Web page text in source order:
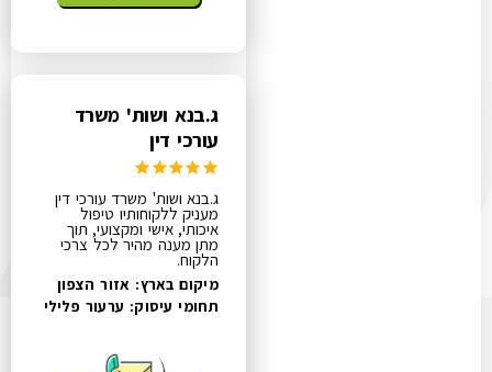
ג.בנא ושות' משרד
עורכי דין
ג.בנא ושות' משרד עורכי דין
מעניק ללקוחותיו טיפול
איכותי, אישי ומקצועי, תוך
מתן מענה מהיר לכל צרכי
הלקוח.
מיקום בארץ: אזור הצפון
תחומי עיסוק: ערעור פלילי